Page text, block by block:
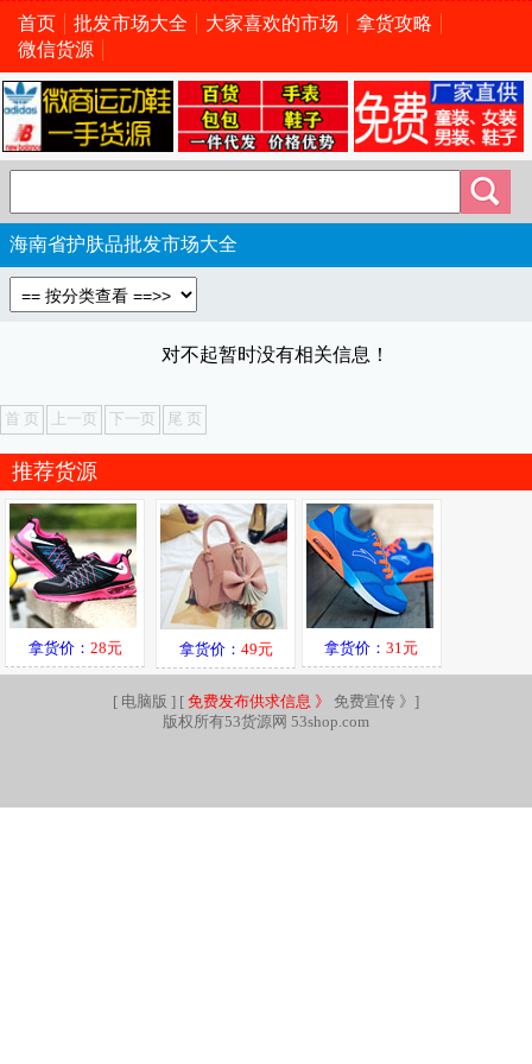
首页 批发市场大全 大家喜欢的市场
拿货攻略
微信货源
海南省护肤品批发市场大全
对不起暂时没有相关信息！
首 页 上一页 下一页 尾 页
推荐货源
拿货价： 28元 拿货价： 49元 拿货价：31元
[ 电脑版 ] [ 免费发布供求信息 》 免费宣传 》 ]
版权所有53货源网 53shop.com